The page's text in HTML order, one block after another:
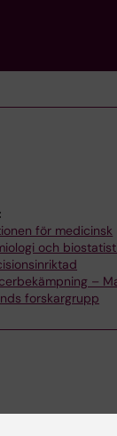
för medicinsk
och
–
forskargrupp